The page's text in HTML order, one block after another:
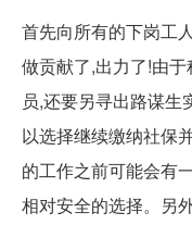
首先向所有的下岗工
做贡献了,出力了!由
员,还要另寻出路谋
以选择继续缴纳社保
的工作之前可能会有
相对安全的选择。另